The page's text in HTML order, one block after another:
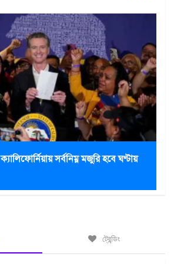
সর্বনিম্ন মজুরি হবে ঘণ্টায়
ট্রেন্ডিং